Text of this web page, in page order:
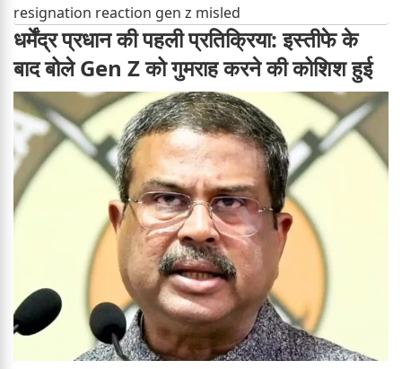
resignation reaction gen z misled
धर्मेंद्र प्रधान की पहली प्रतिक्रिया: इस्तीफे के
बाद बोले Gen Z को गुमराह करने की कोशिश हुई